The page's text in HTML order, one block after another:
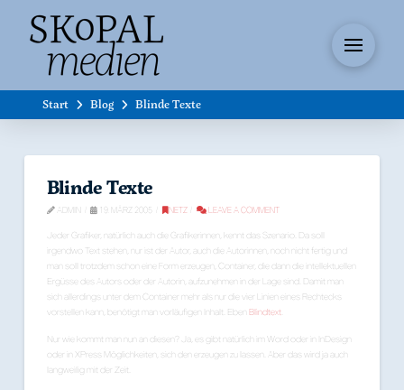
Start Blog Blinde Texte
Blinde Texte
ADMIN 19. MÄRZ 2005 NETZ LEAVE A COMMENT
Jeder Grafiker, natürlich auch die Grafikerinnen, kennt das Szenario. Da soll
irgendwo Text stehen, nur ist der Autor, auch die Autorinnen, noch nicht fertig und
man soll trotzdem schon eine Form erzeugen, Container, die dann die intellektuellen
Ergüsse des Autors oder der Autorin, aufzunehmen in der Lage sind. Damit man
sich allerdings unter dem Container mehr als nur die vier Linien eines Rechtecks
vorstellen kann, benötigt man vorläufigen Inhalt. Eben Blindtext.
Nur wie kommt man nun an diesen? Ja, es gibt natürlich im Word oder in InDesign
oder in XPress Möglichkeiten, sich den erzeugen zu lassen. Aber das wird ja auch
langweilig mit der Zeit.